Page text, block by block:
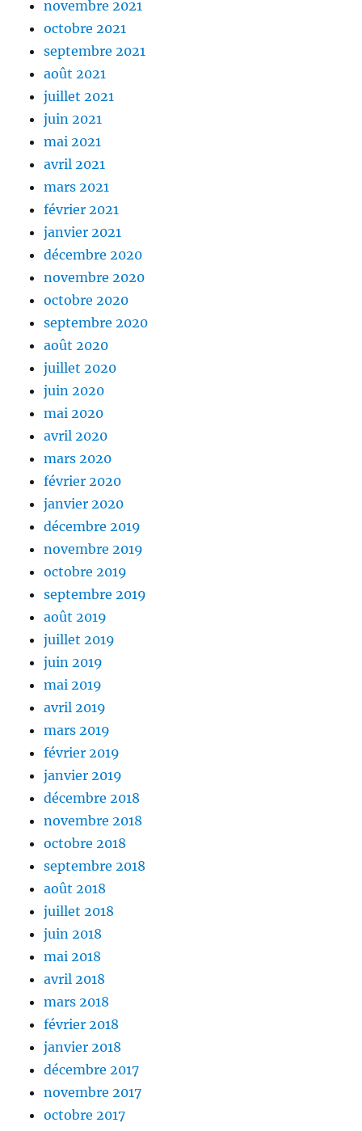
novembre 2021
octobre 2021
septembre 2021
août 2021
juillet 2021
juin 2021
mai 2021
avril 2021
mars 2021
février 2021
janvier 2021
décembre 2020
novembre 2020
octobre 2020
septembre 2020
août 2020
juillet 2020
juin 2020
mai 2020
avril 2020
mars 2020
février 2020
janvier 2020
décembre 2019
novembre 2019
octobre 2019
septembre 2019
août 2019
juillet 2019
juin 2019
mai 2019
avril 2019
mars 2019
février 2019
janvier 2019
décembre 2018
novembre 2018
octobre 2018
septembre 2018
août 2018
juillet 2018
juin 2018
mai 2018
avril 2018
mars 2018
février 2018
janvier 2018
décembre 2017
novembre 2017
octobre 2017